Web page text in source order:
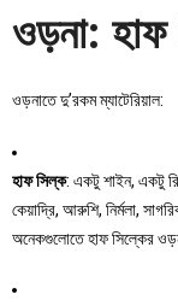
ওড়না: হাফ
ওড়নাতে দু’রকম ম্যাটেরিয়াল:
হাফ সিল্ক: একটু শাইন, একটু
কেয়াদ্রি, আরুশি, নির্মলা,
অনেকগুলোতে হাফ সিল্কের